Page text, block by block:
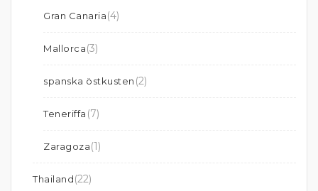
Gran Canaria(4)
Mallorca(3)
spanska östkusten (2)
Teneriffa (7)
Zaragoza(1)
Thailand(22)